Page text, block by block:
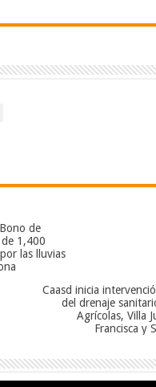
de
de 1,400
las lluvias
Caasd inicia
del drenaje
Agrícolas, Villa
Francisca y